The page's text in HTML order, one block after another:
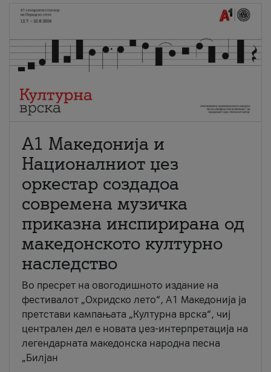
А1 Македонија и
Националниот џез
оркестар создадоа
современа музичка
приказна инспирирана од
македонското културно
наследство
Во пресрет на овогодишното издание на
фестивалот „Охридско лето“, А1 Македонија ја
претстави кампањата „Културна врска“, чиј
централен дел е новата џез-интерпретација на
легендарната македонска народна песна
„Билјан